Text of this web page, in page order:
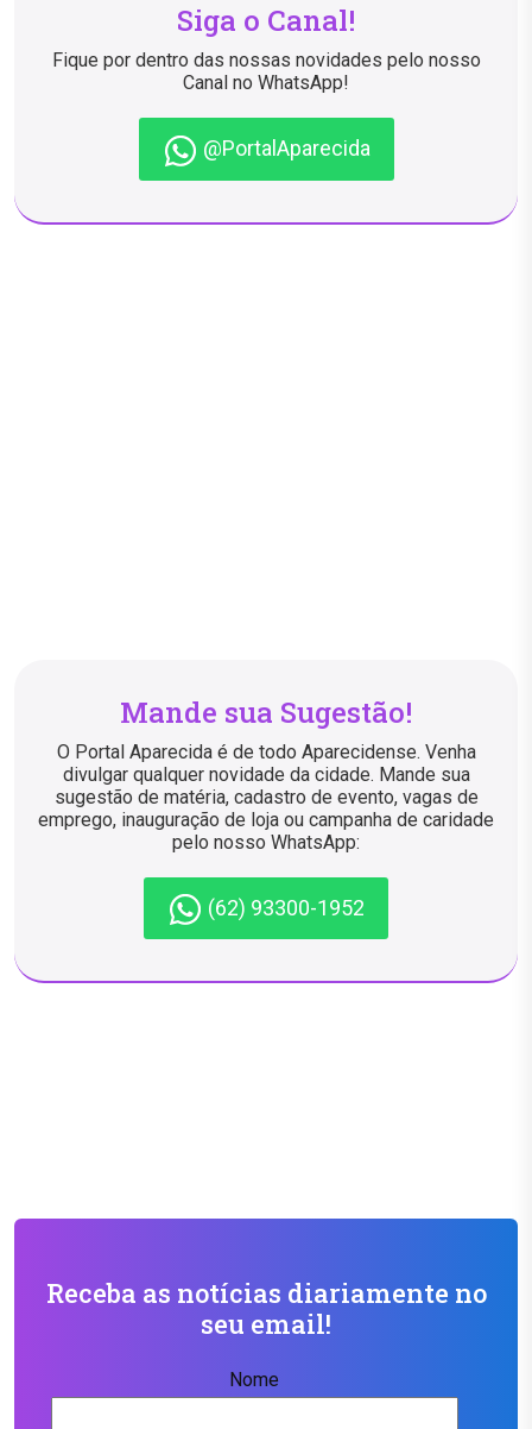
Siga o Canal!
Fique por dentro das nossas novidades pelo nosso
Canal no WhatsApp!
@PortalAparecida
Mande sua Sugestão!
O Portal Aparecida é de todo Aparecidense. Venha
divulgar qualquer novidade da cidade. Mande sua
sugestão de matéria, cadastro de evento, vagas de
emprego, inauguração de loja ou campanha de caridade
pelo nosso WhatsApp:
(62) 93300-1952
Receba as notícias diariamente no
seu email!
Nome